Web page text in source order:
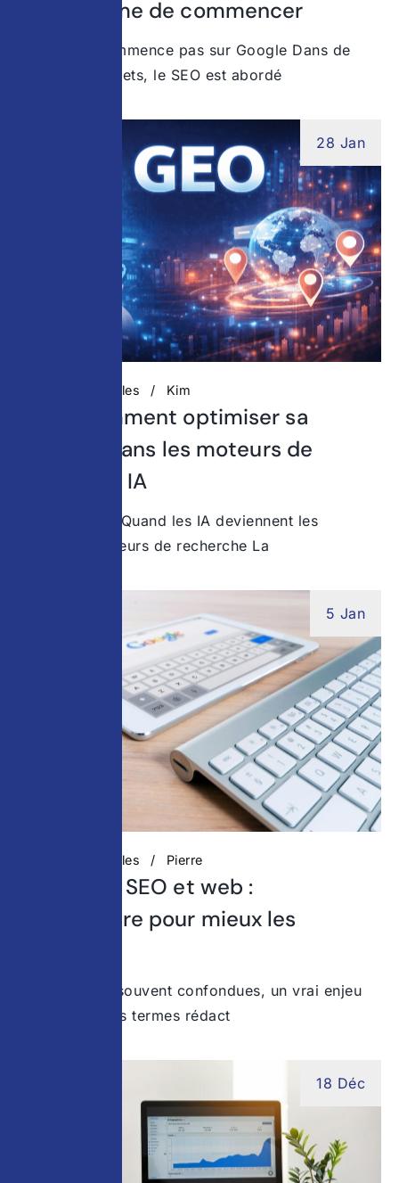
avant même de commencer
Le SEO ne commence pas sur Google Dans de
nombreux projets, le SEO est abordé
28 Jan
Actualités digitales Kim
GEO : comment optimiser sa
visibilité dans les moteurs de
recherche IA
Introduction – Quand les IA deviennent les
nouveaux moteurs de recherche La
5 Jan
Actualités digitales Pierre
Rédaction SEO et web :
comprendre pour mieux les
Deux notions souvent confondues, un vrai enjeu
stratégique Les termes rédact
18 Déc